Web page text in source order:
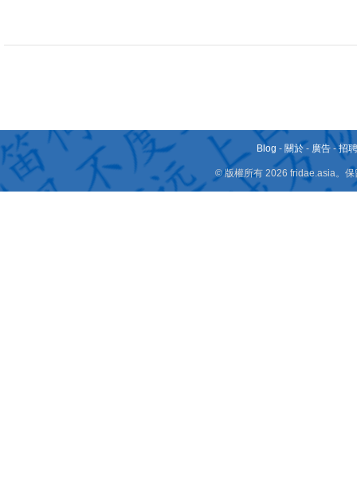
Blog - 關於 - 廣告 -招
© 版權所有 2026 fridae.asia。